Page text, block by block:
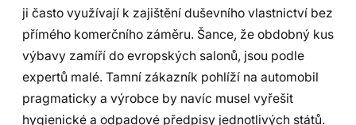
ji často využívají k zajištění duševního vlastnictví bez
přímého komerčního záměru. Šance, že obdobný kus
výbavy zamíří do evropských salonů, jsou podle
expertů malé. Tamní zákazník pohlíží na automobil
pragmaticky a výrobce by navíc musel vyřešit
hygienické a odpadové předpisy jednotlivých států.